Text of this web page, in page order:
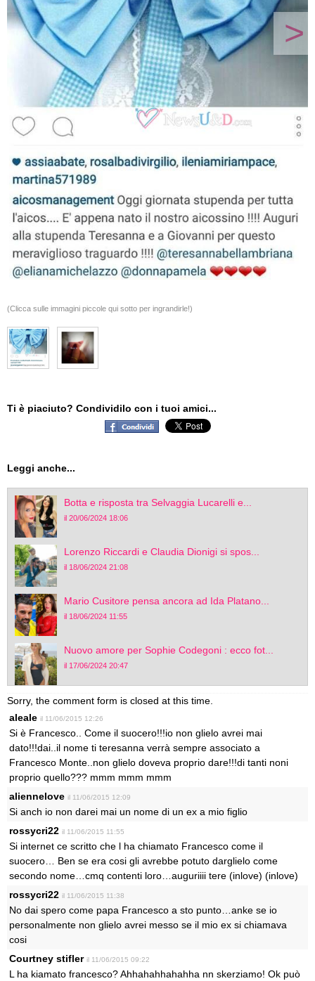
>
(Clicca sulle immagini piccole qui sotto per ingrandirle!)
Ti è piaciuto? Condividilo con i tuoi amici...
Leggi anche...
Botta e risposta tra Selvaggia Lucarelli e...
il 20/06/2024 18:06
Lorenzo Riccardi e Claudia Dionigi si spos...
il 18/06/2024 21:08
Mario Cusitore pensa ancora ad Ida Platano...
il 18/06/2024 11:55
Nuovo amore per Sophie Codegoni : ecco fot...
il 17/06/2024 20:47
Sorry, the comment form is closed at this time.
aleale il 11/06/2015 12:26
Si è Francesco.. Come il suocero!!!io non glielo avrei mai
dato!!!dai..il nome ti teresanna verrà sempre associato a
Francesco Monte..non glielo doveva proprio dare!!!di tanti noni
proprio quello??? mmm mmm mmm
aliennelove il 11/06/2015 12:09
Si anch io non darei mai un nome di un ex a mio figlio
rossycri22 il 11/06/2015 11:55
Si internet ce scritto che l ha chiamato Francesco come il
suocero… Ben se era cosi gli avrebbe potuto darglielo come
secondo nome…cmq contenti loro…auguriiii tere (inlove) (inlove)
rossycri22 il 11/06/2015 11:38
No dai spero come papa Francesco a sto punto…anke se io
personalmente non glielo avrei messo se il mio ex si chiamava
cosi
Courtney stifler il 11/06/2015 09:22
L ha kiamato francesco? Ahhahahhahahha nn skerziamo! Ok può